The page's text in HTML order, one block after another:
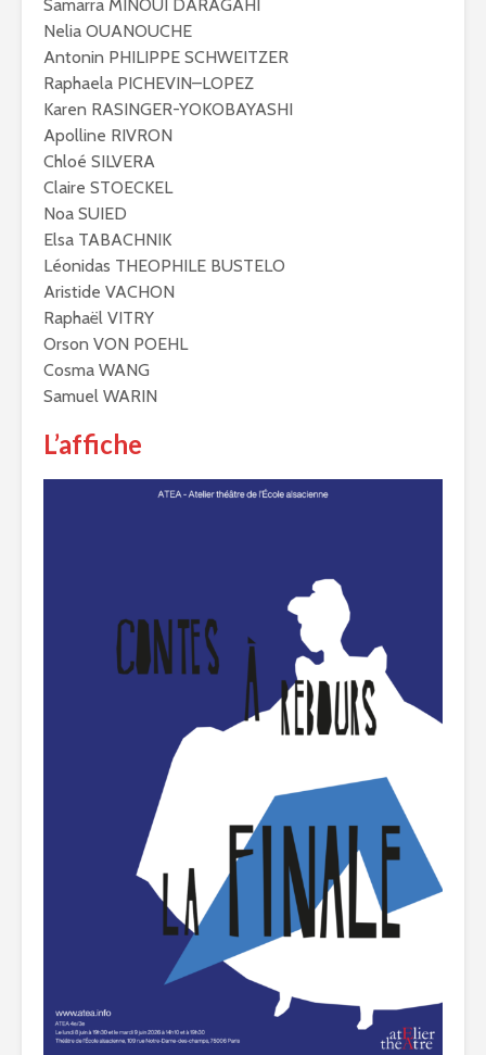
Samarra MINOUI DARAGAHI
Nelia OUANOUCHE
Antonin PHILIPPE SCHWEITZER
Raphaela PICHEVIN–LOPEZ
Karen RASINGER-YOKOBAYASHI
Apolline RIVRON
Chloé SILVERA
Claire STOECKEL
Noa SUIED
Elsa TABACHNIK
Léonidas THEOPHILE BUSTELO
Aristide VACHON
Raphaël VITRY
Orson VON POEHL
Cosma WANG
Samuel WARIN
L’affiche